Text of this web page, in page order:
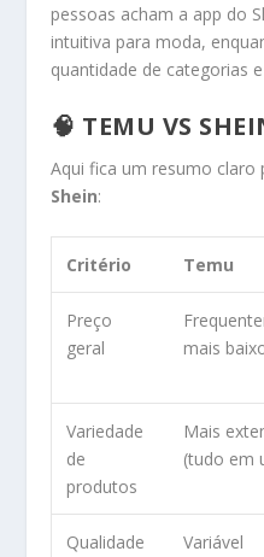
pessoas acham a app do
intuitiva para moda,
quantidade de categorias
🧠 TEMU VS
Aqui fica um resumo claro
Shein:
Critério Temu
Preço
geral
mais
Variedade
de
produtos
Mais
(tudo em
Qualidade
Variável